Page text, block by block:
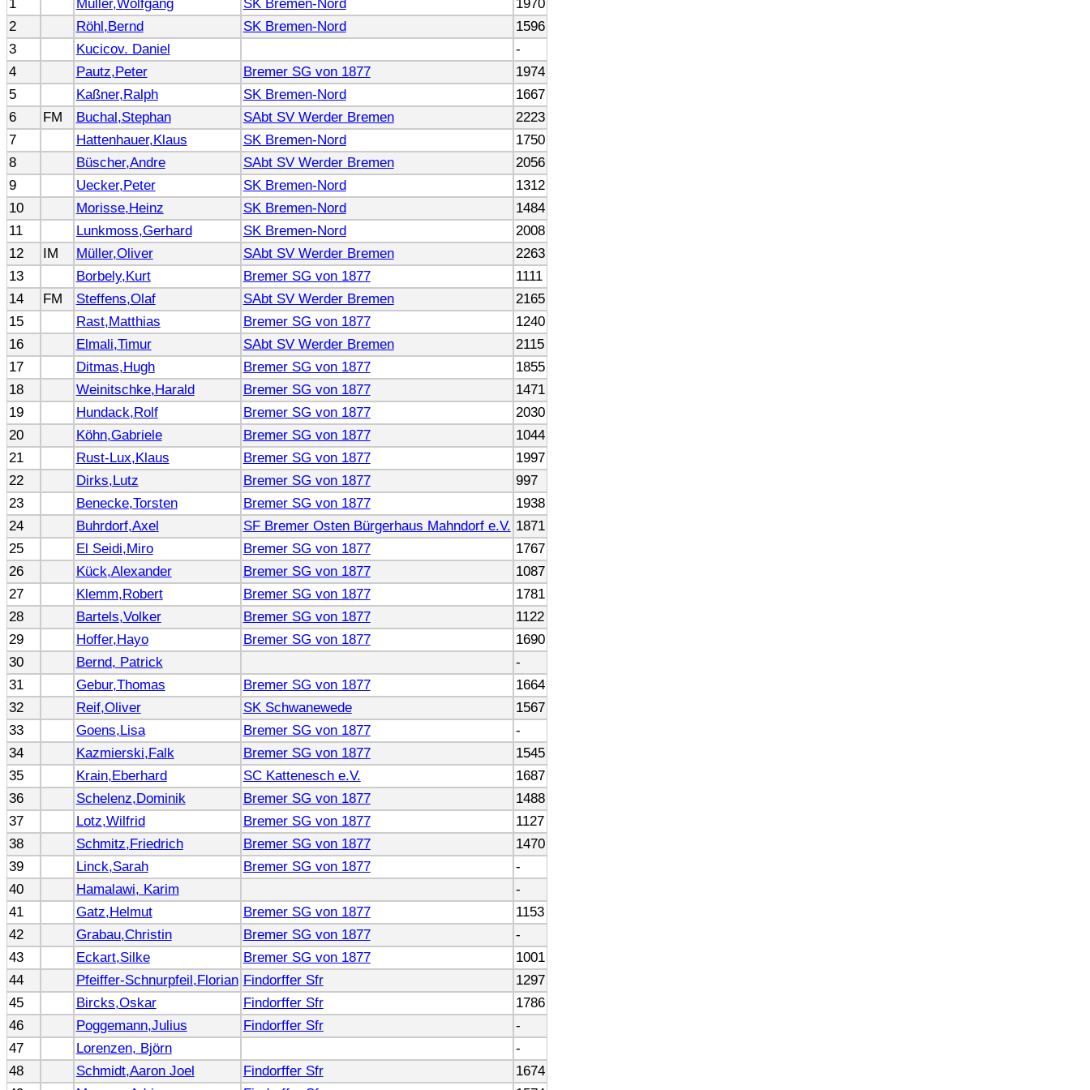
1
Müller,Wolfgang SK Bremen-Nord
1970
2
Röhl,Bernd SK Bremen-Nord
1596
3
Kucicov. Daniel
-
4
Pautz,Peter Bremer SG von 1877
1974
5
Kaßner,Ralph SK Bremen-Nord
1667
6
FM Buchal,Stephan SAbt SV Werder Bremen
2223
7
Hattenhauer,Klaus SK Bremen-Nord
1750
8
Büscher,Andre SAbt SV Werder Bremen
2056
9
Uecker,Peter SK Bremen-Nord
1312
10
Morisse,Heinz SK Bremen-Nord
1484
11
Lunkmoss,Gerhard SK Bremen-Nord
2008
12
IM Müller,Oliver SAbt SV Werder Bremen
2263
13
Borbely,Kurt Bremer SG von 1877
1111
14
FM Steffens,Olaf SAbt SV Werder Bremen
2165
15
Rast,Matthias Bremer SG von 1877
1240
16
Elmali,Timur SAbt SV Werder Bremen
2115
17
Ditmas,Hugh Bremer SG von 1877
1855
18
Weinitschke,Harald Bremer SG von 1877
1471
19
Hundack,Rolf Bremer SG von 1877
2030
20
Köhn,Gabriele Bremer SG von 1877
1044
21
Rust-Lux,Klaus Bremer SG von 1877
1997
22
Dirks,Lutz Bremer SG von 1877
997
23
Benecke,Torsten Bremer SG von 1877
1938
24
Buhrdorf,Axel SF Bremer Osten Bürgerhaus Mahndorf e.V. 1871
25
El Seidi,Miro Bremer SG von 1877
1767
26
Kück,Alexander Bremer SG von 1877
1087
27
Klemm,Robert Bremer SG von 1877
1781
28
Bartels,Volker Bremer SG von 1877
1122
29
Hoffer,Hayo Bremer SG von 1877
1690
30
Bernd, Patrick
-
31
Gebur,Thomas Bremer SG von 1877
1664
32
Reif,Oliver SK Schwanewede
1567
33
Goens,Lisa Bremer SG von 1877
-
34
Kazmierski,Falk Bremer SG von 1877
1545
35
Krain,Eberhard SC Kattenesch e.V.
1687
36
Schelenz,Dominik Bremer SG von 1877
1488
37
Lotz,Wilfrid Bremer SG von 1877
1127
38
Schmitz,Friedrich Bremer SG von 1877
1470
39
Linck,Sarah Bremer SG von 1877
-
40
Hamalawi, Karim
-
41
Gatz,Helmut Bremer SG von 1877
1153
42
Grabau,Christin Bremer SG von 1877
-
43
Eckart,Silke Bremer SG von 1877
1001
44
Pfeiffer-Schnurpfeil,Florian Findorffer Sfr
1297
45
Bircks,Oskar Findorffer Sfr
1786
46
Poggemann,Julius Findorffer Sfr
-
47
Lorenzen, Björn
-
48
Schmidt,Aaron Joel Findorffer Sfr
1674